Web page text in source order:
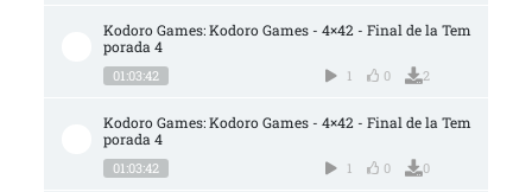
Kodoro Games: Kodoro Games - 4×42 - Final de la Tem
porada 4
01:03:42 1 0 2
Kodoro Games: Kodoro Games - 4×42 - Final de la Tem
porada 4
01:03:42 1 0 0